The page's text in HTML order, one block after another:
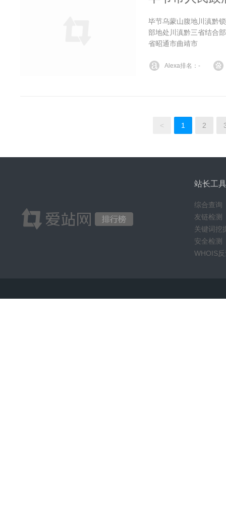
毕节乌蒙山腹地川滇黔
部地处川滇黔三省结合
省昭通市曲靖市
Alexa排名：-
< 1 2
站长工具
综合查询
友链检测
关键词挖
安全检测
WHOIS